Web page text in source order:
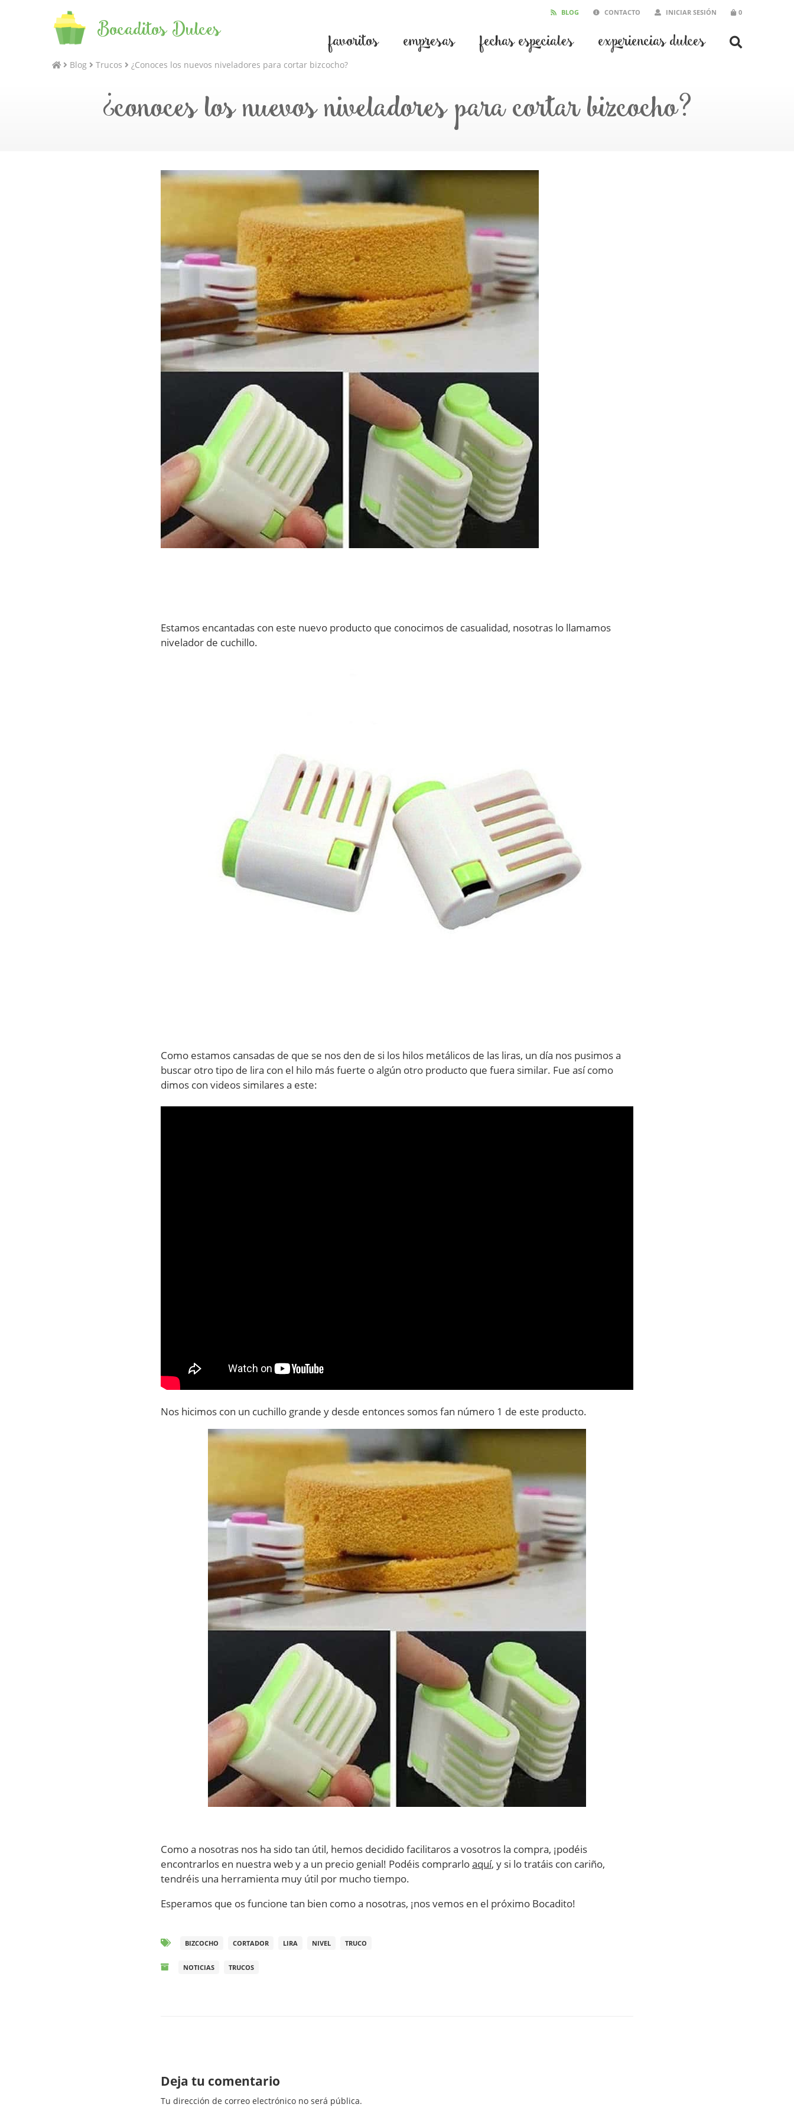
Bocaditos Dulces
BLOG CONTACTO INICIAR SESIÓN 0
favoritos empresas fechas especiales experiencias dulces
Blog Trucos ¿Conoces los nuevos niveladores para cortar bizcocho?
¿conoces los nuevos niveladores para cortar bizcocho?
Estamos encantadas con este nuevo producto que conocimos de casualidad, nosotras lo llamamos
nivelador de cuchillo.
Como estamos cansadas de que se nos den de si los hilos metálicos de las liras, un día nos pusimos a
buscar otro tipo de lira con el hilo más fuerte o algún otro producto que fuera similar. Fue así como
dimos con videos similares a este:
Nos hicimos con un cuchillo grande y desde entonces somos fan número 1 de este producto.
Como a nosotras nos ha sido tan útil, hemos decidido facilitaros a vosotros la compra, ¡podéis
encontrarlos en nuestra web y a un precio genial! Podéis comprarloaquí, y si lo tratáis con cariño,
tendréis una herramienta muy útil por mucho tiempo.
Esperamos que os funcione tan bien como a nosotras, ¡nos vemos en el próximo Bocadito!
BIZCOCHO CORTADOR LIRA NIVEL TRUCO
NOTICIAS TRUCOS
Deja tu comentario
Tu dirección de correo electrónico no será pública.